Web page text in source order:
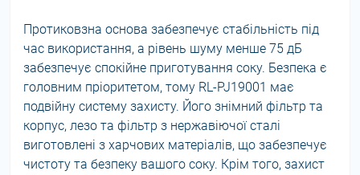
Протиковзна основа забезпечує стабільність під
час використання, а рівень шуму менше 75 дБ
забезпечує спокійне приготування соку. Безпека є
головним пріоритетом, тому RL-PJ19001 має
подвійну систему захисту. Його знімний фільтр та
корпус, лезо та фільтр з нержавіючої сталі
виготовлені з харчових матеріалів, що забезпечує
чистоту та безпеку вашого соку. Крім того, захист